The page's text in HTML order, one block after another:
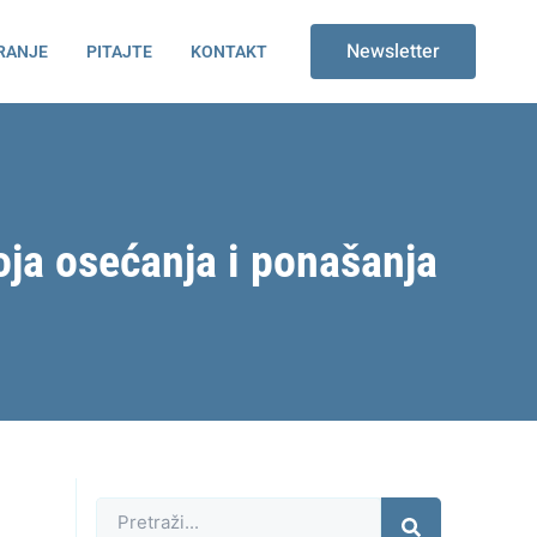
PITAJTE KONTAKT Newsletter
osećanja i ponašanja
Претрага